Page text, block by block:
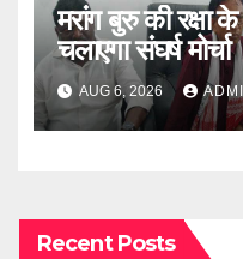
मरांग बुरु की रक्षा
चलाएगा संघर्ष मोर्चा
AUG 6, 2026
Recent Posts